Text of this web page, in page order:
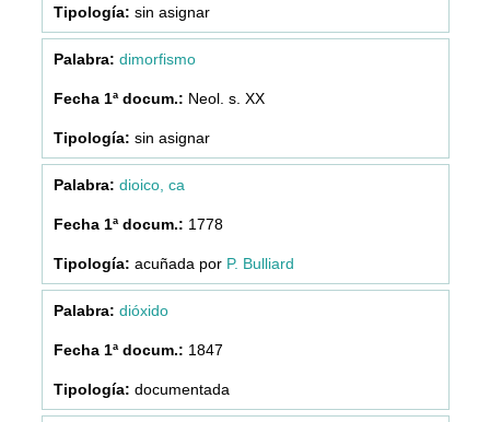
sin asignar
dimorfismo
Neol. s. XX
sin asignar
dioico, ca
1778
acuñada por P. Bulliard
dióxido
1847
documentada